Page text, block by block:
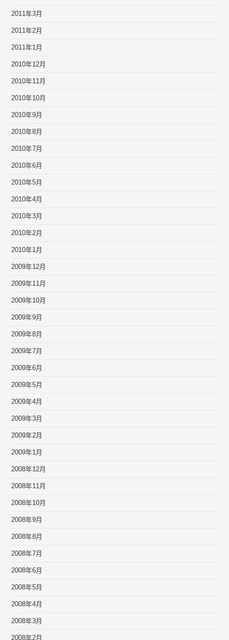
2011年3月
2011年2月
2011年1月
2010年12月
2010年11月
2010年10月
2010年9月
2010年8月
2010年7月
2010年6月
2010年5月
2010年4月
2010年3月
2010年2月
2010年1月
2009年12月
2009年11月
2009年10月
2009年9月
2009年8月
2009年7月
2009年6月
2009年5月
2009年4月
2009年3月
2009年2月
2009年1月
2008年12月
2008年11月
2008年10月
2008年9月
2008年8月
2008年7月
2008年6月
2008年5月
2008年4月
2008年3月
2008年2月